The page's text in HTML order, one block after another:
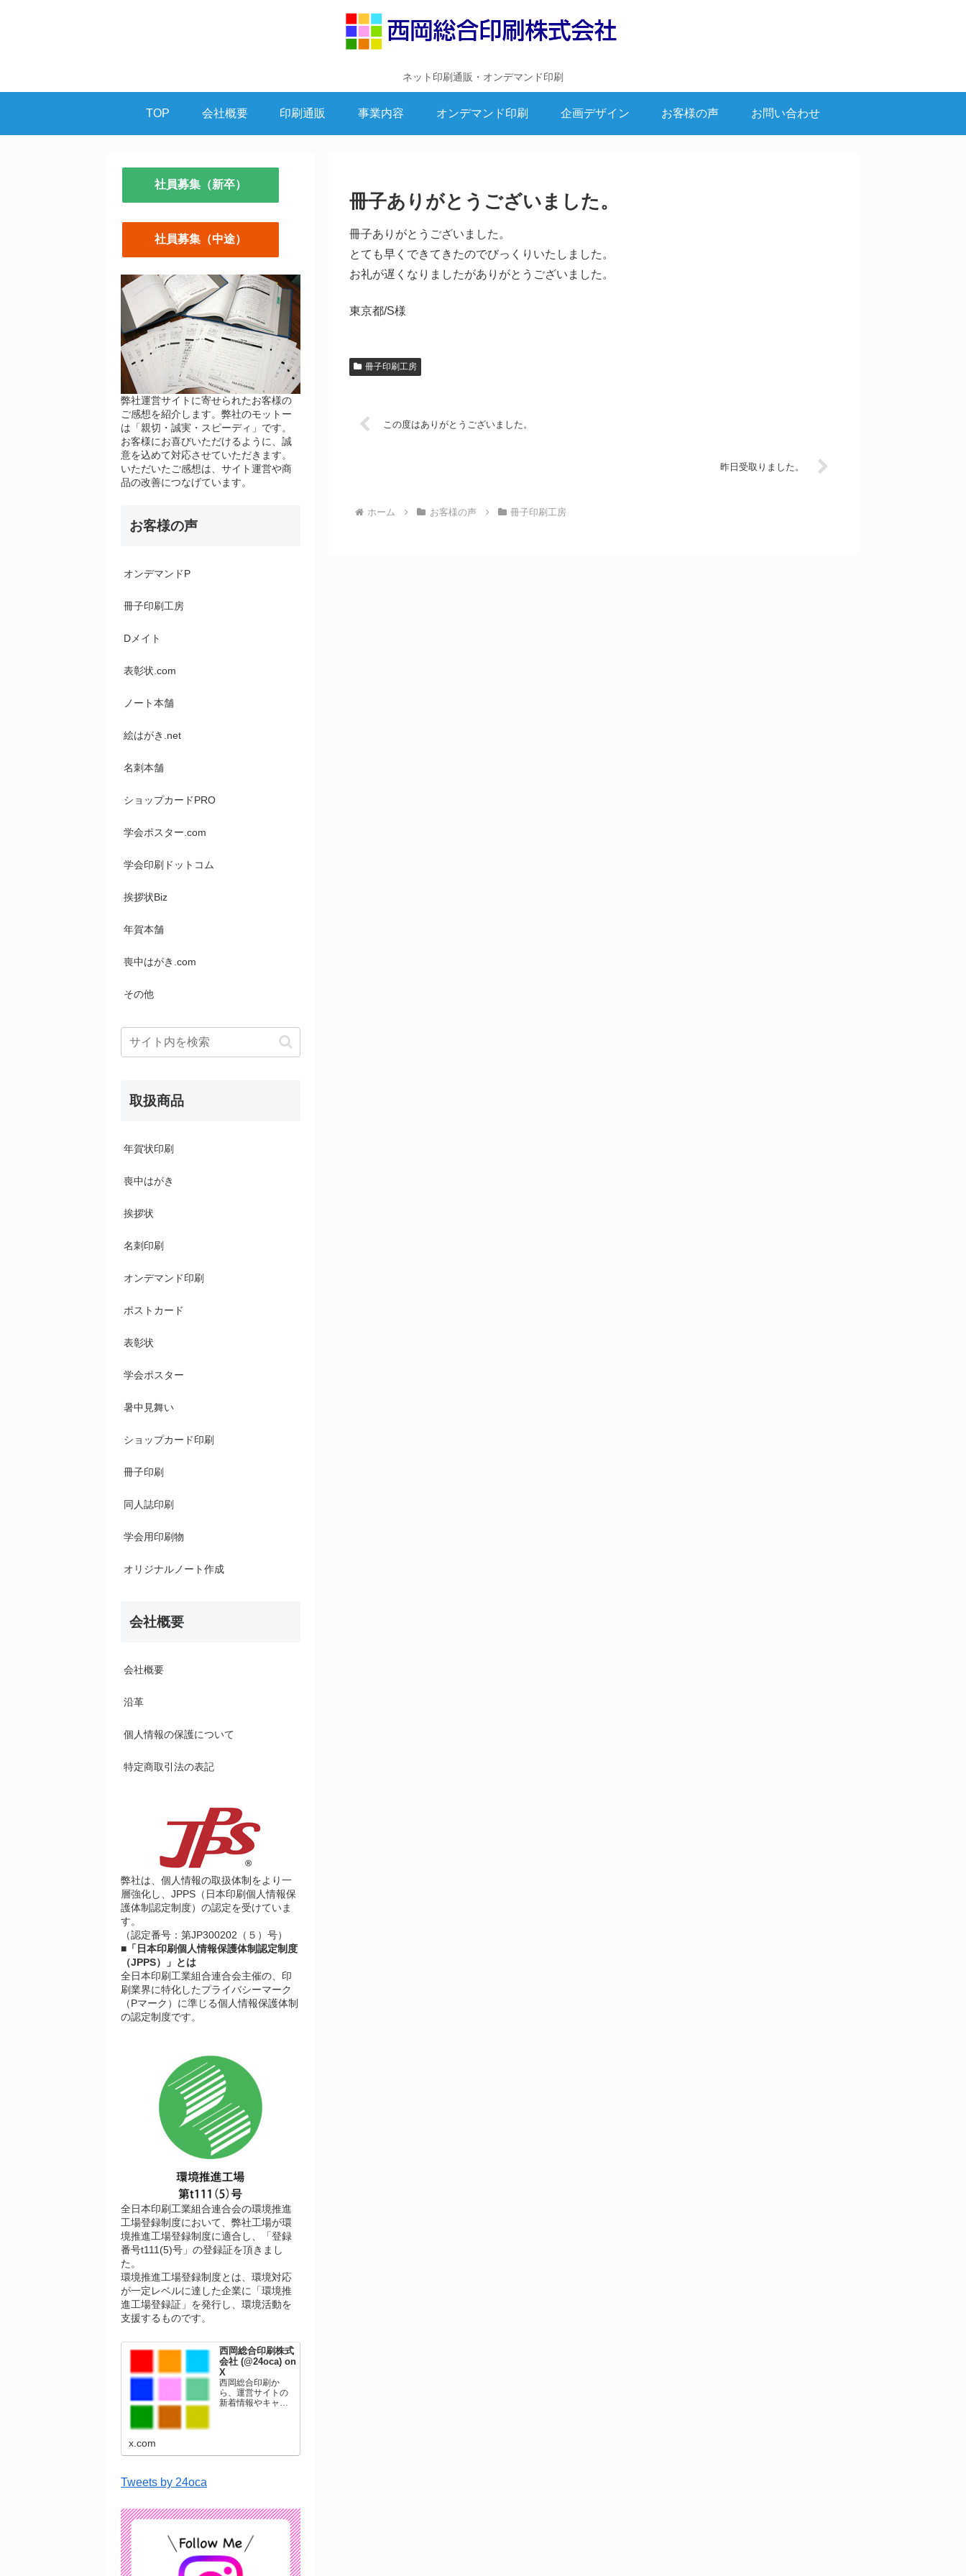
ネット印刷通販・オンデマンド印刷
TOP 会社概要 印刷通販 事業内容 オンデマンド印刷 企画デザイン お客様の声 お問い合わせ
冊子ありがとうございました。
冊子ありがとうございました。
とても早くできてきたのでびっくりいたしました。
お礼が遅くなりましたがありがとうございました。
東京都/S様
冊子印刷工房
この度はありがとうございました。
昨日受取りました。
ホーム お客様の声 冊子印刷工房
社員募集（新卒）
社員募集（中途）
弊社運営サイトに寄せられたお客様の
ご感想を紹介します。弊社のモットー
は「親切・誠実・スピーディ」です。
お客様にお喜びいただけるように、誠
意を込めて対応させていただきます。
いただいたご感想は、サイト運営や商
品の改善につなげています。
お客様の声
オンデマンドP
冊子印刷工房
Dメイト
表彰状.com
ノート本舗
絵はがき.net
名刺本舗
ショップカードPRO
学会ポスター.com
学会印刷ドットコム
挨拶状Biz
年賀本舗
喪中はがき.com
その他
取扱商品
年賀状印刷
喪中はがき
挨拶状
名刺印刷
オンデマンド印刷
ポストカード
表彰状
学会ポスター
暑中見舞い
ショップカード印刷
冊子印刷
同人誌印刷
学会用印刷物
オリジナルノート作成
会社概要
会社概要
沿革
個人情報の保護について
特定商取引法の表記
弊社は、個人情報の取扱体制をより一
層強化し、JPPS（日本印刷個人情報保
護体制認定制度）の認定を受けていま
す。
（認定番号：第JP300202（５）号）
■「日本印刷個人情報保護体制認定制度
（JPPS）」とは
全日本印刷工業組合連合会主催の、印
刷業界に特化したプライバシーマーク
（Pマーク）に準じる個人情報保護体制
の認定制度です。
全日本印刷工業組合連合会の環境推進
工場登録制度において、弊社工場が環
境推進工場登録制度に適合し、「登録
番号t111(5)号」の登録証を頂きまし
た。
環境推進工場登録制度とは、環境対応
が一定レベルに達した企業に「環境推
進工場登録証」を発行し、環境活動を
支援するものです。
西岡総合印刷株式
会社 (@24oca) on
X
西岡総合印刷か
ら、運営サイトの
新着情報やキャン
ています。
x.com
Tweets by 24oca